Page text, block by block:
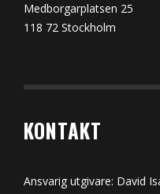
Medborgarplatsen 25
118 72 Stockholm
KONTAKT
Ansvarig utgivare: David